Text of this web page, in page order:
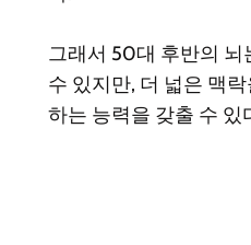
그래서 50대 후반의
수 있지만, 더 넓은 맥
하는 능력을 갖출 수 있